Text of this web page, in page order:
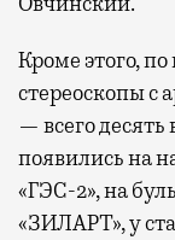
Кроме этого,
стереоскопы
— всего
появились на
«ГЭС-2», на
«ЗИЛАРТ», у